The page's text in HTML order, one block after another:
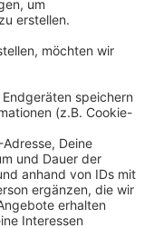
- in Krefeld
gegeben.
Kreis Viersen
lag
Innerhalb einer
gegeben. Diese
Uhr) nach und